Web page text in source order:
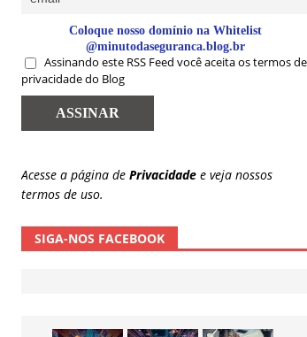
Coloque nosso domínio na Whitelist
@minutodaseguranca.blog.br
Assinando este RSS Feed você aceita os termos de
privacidade do Blog
Acesse a página de Privacidade e veja nossos
termos de uso.
SIGA-NOS FACEBOOK